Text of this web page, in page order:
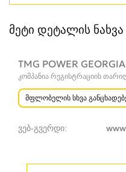
მეტი დეტალის ნახვა
TMG POWER GEORGIA
კომპანია რეგისტრაციის
მფლობელის სხვა
ვებ-გვერდი